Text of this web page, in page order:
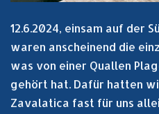
12.6.2024, einsam auf der
waren anscheinend die
was von einer Quallen
gehört hat. Dafür hatten
Zavalatica fast für uns